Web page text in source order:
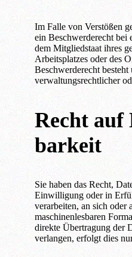
Im Falle von Verstößen
ein Beschwerderecht bei
dem Mitgliedstaat ihres
Arbeitsplatzes oder des
Beschwerderecht
verwaltungsrechtlicher
Recht
barkeit
Sie haben das Recht,
Einwilligung oder in
verarbeiten, an sich oder
maschinenlesbaren
direkte Übertragung der
verlangen, erfolgt dies